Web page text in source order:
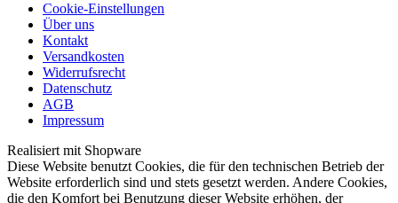
Cookie-Einstellungen
Über uns
Kontakt
Versandkosten
Widerrufsrecht
Datenschutz
AGB
Impressum
Realisiert mit Shopware
Diese Website benutzt Cookies, die für den technischen Betrieb der
Website erforderlich sind und stets gesetzt werden. Andere Cookies,
die den Komfort bei Benutzung dieser Website erhöhen, der